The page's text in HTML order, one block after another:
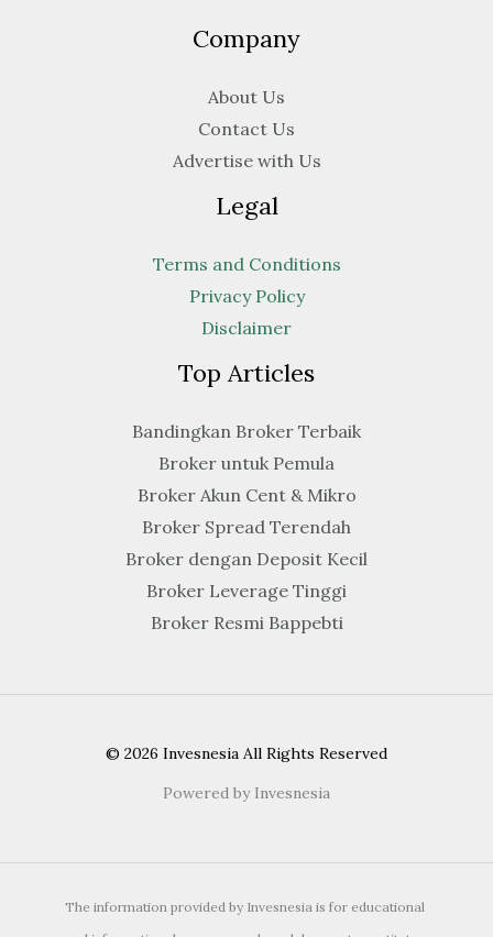
Company
About Us
Contact Us
Advertise with Us
Legal
Terms and Conditions
Privacy Policy
Disclaimer
Top Articles
Bandingkan Broker Terbaik
Broker untuk Pemula
Broker Akun Cent & Mikro
Broker Spread Terendah
Broker dengan Deposit Kecil
Broker Leverage Tinggi
Broker Resmi Bappebti
© 2026 Invesnesia All Rights Reserved
Powered by Invesnesia
The information provided by Invesnesia is for educational